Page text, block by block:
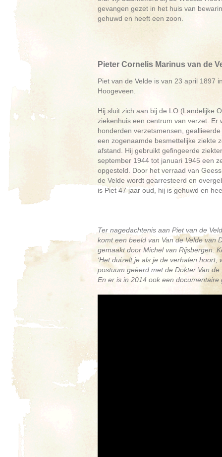
gevangen gezet in het huis van
gehuwd en heeft een zoon.
Pieter Cornelis Marinus van de
Piet van de Velde is van 23 april 1897
Hoogeveen.
Hij sluit zich aan bij de LO (Landelijke
ziekenhuis een centrum van verzet.
honderden verzetsmensen,
een zogenaamde besmettelijke ziekte
afstand. Hij gebruikt gefingeerde
september 1944 tot januari 1945 een
opgesteld. Door het verraad van
de Velde wordt gearresteerd en
is Piet 47 jaar oud, hij is gehuwd en
Ter nagedachtenis aan Piet van de
komt een beeld van Van de Velde van
gemaakt door Michel van Rijsbergen.
‘Het duizelt je als je de verhalen
postuum geëerd met de Dokter Van
En er is in 2014 ook een